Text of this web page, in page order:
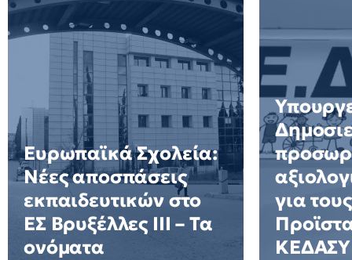
Ευρωπαϊκά Σχολεία:
Νέες αποσπάσεις
εκπαιδευτικών στο
ΕΣ Βρυξέλλες ΙΙΙ – Τα
ονόματα
για τους
ΚΕΔΑΣΥ